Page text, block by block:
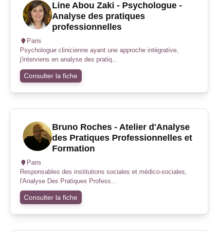
Line Abou Zaki - Psychologue -
Analyse des pratiques
professionnelles
Paris
Psychologue clinicienne ayant une approche intégrative,
j'interviens en analyse des pratiq...
Consulter la fiche
Bruno Roches - Atelier d'Analyse
des Pratiques Professionnelles et
Formation
Paris
Responsables des institutions sociales et médico-sociales,
l'Analyse Des Pratiques Profess...
Consulter la fiche